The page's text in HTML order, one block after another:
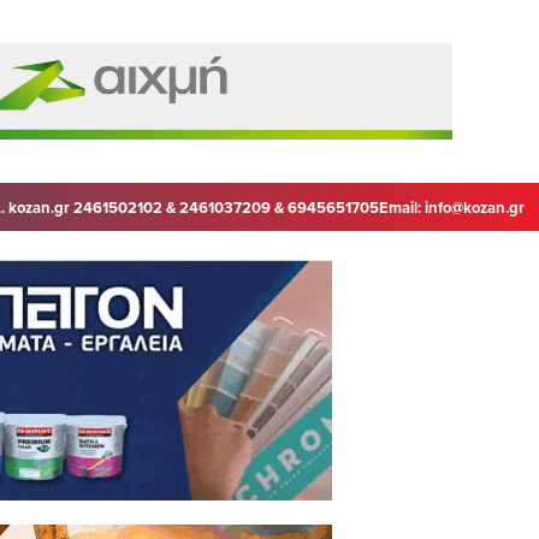
kozan.gr 2461502102 & 2461037209 & 6945651705Email:info@kozan.gr